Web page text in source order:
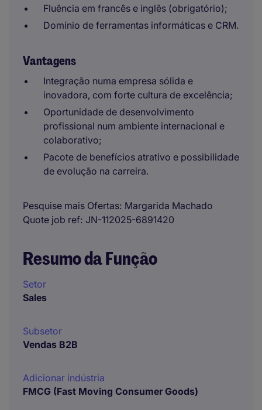
Fluência em francês e inglês (obrigatório);
Domínio de ferramentas informáticas e CRM.
Vantagens
Integração numa empresa sólida e
inovadora, com forte cultura de excelência;
Oportunidade de desenvolvimento
profissional num ambiente internacional e
colaborativo;
Pacote de benefícios atrativo e possibilidade
de evolução na carreira.
Pesquise mais Ofertas Margarida Machado
Quote job ref JN-112025-6891420
Resumo da Função
Setor
Sales
Subsetor
Vendas B2B
Adicionar indústria
FMCG (Fast Moving Consumer Goods)